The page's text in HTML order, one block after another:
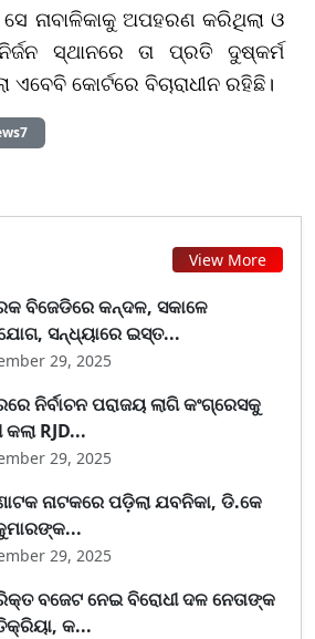
ନାବାଳିକାକୁ ଅପହରଣ କରିଥିଲା ଓ
ସ୍ଥାନରେ ତା ପ୍ରତି ଦୁଷ୍କର୍ମ
ଏବେବି କୋର୍ଟରେ ବିଚାରାଧୀନ ରହିଛି।
View More
ବିଜେଡିରେ କନ୍ଦଳ, ସକାଳେ
ସନ୍ଧ୍ୟାରେ ଇସ୍ତ...
29, 2025
ନିର୍ବାଚନ ପରାଜୟ ଲାଗି କଂଗ୍ରେସକୁ
କଲା RJD...
29, 2025
ନାଟକରେ ପଡ଼ିଲା ଯବନିକା, ଡି.କେ
29, 2025
ବଜେଟ ନେଇ ବିରୋଧୀ ଦଳ ନେତାଙ୍କ
କ...